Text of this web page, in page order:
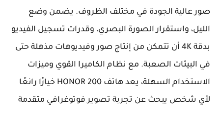
صور عالية الجودة في مختلف الظروف. يضمن وضع
الليل، واستقرار الصورة البصري، وقدرات تسجيل الفيديو
بدقة 4K أن تتمكن من إنتاج صور وفيديوهات مذهلة حتى
في البيئات الصعبة. مع نظام الكاميرا القوي وميزات
الاستخدام السهلة، يعد هاتف HONOR 200 خيارًا رائعًا
لأي شخص يبحث عن تجربة تصوير فوتوغرافي متقدمة